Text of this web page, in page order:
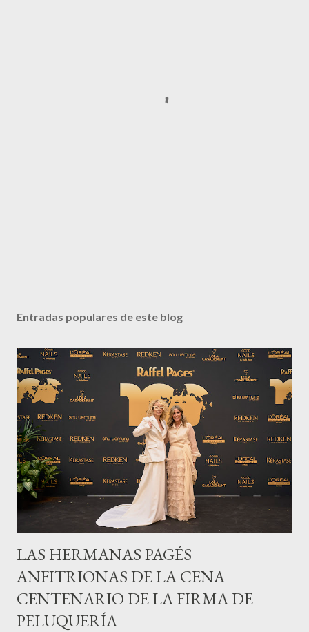
Entradas populares de este blog
LAS HERMANAS PAGÉS
ANFITRIONAS DE LA CENA
CENTENARIO DE LA FIRMA DE
PELUQUERÍA